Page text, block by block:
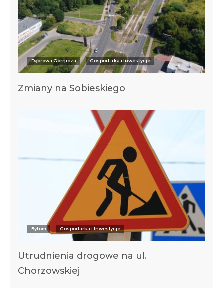
Dąbrowa Górnicza Gospodarka i Inwestycje
Zmiany na Sobieskiego
Bytom Gospodarka i Inwestycje
Utrudnienia drogowe na ul.
Chorzowskiej